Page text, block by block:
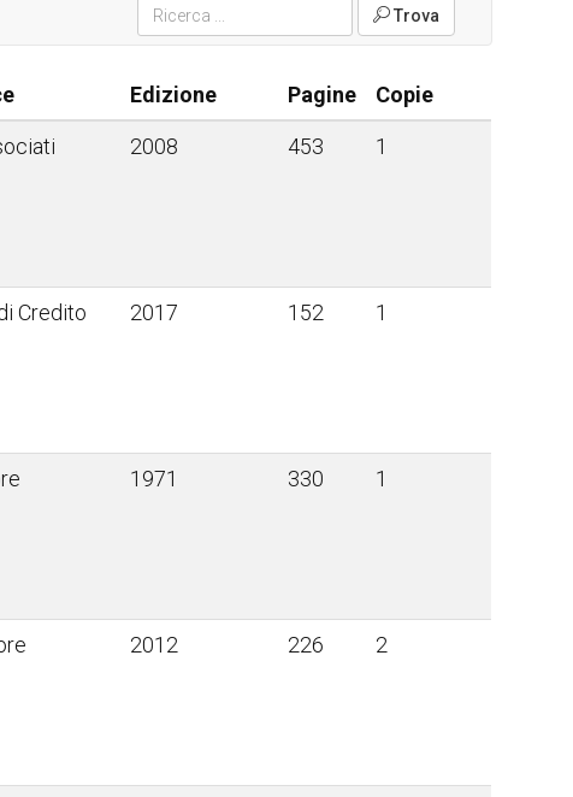
Trova
Edizione Pagine Copie
2008 453 1
Credito
2017 152 1
1971 330 1
2012 226 2